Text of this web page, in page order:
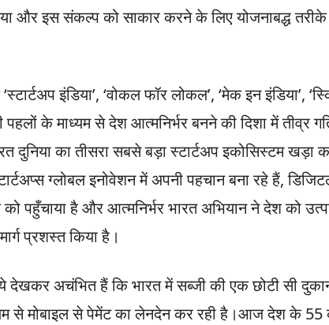
और इस संकल्प को साकार करने के लिए योजनाबद्ध तरीके
इंडिया’, ‘वोकल फॉर लोकल’, ‘मेक इन इंडिया’,
पहलों के माध्यम से देश आत्मनिर्भर बनने की दिशा में तीव्र
दुनिया का तीसरा सबसे बड़ा स्टार्टअप इकोसिस्टम खड़ा
ग्लोबल इनोवेशन में अपनी पहचान बना रहे हैं,
पहुँचाया है और आत्मनिर्भर भारत अभियान ने देश को
प्रशस्त किया है।
अचंभित हैं कि भारत में सब्जी की एक छोटी सी
से मोबाइल से पेमेंट का लेनदेन कर रही है।आज देश के 55